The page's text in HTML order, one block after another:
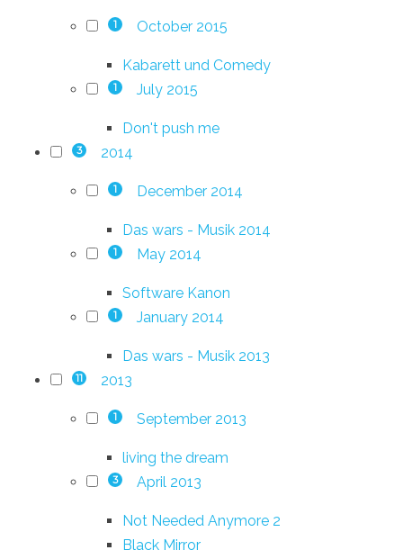
1 October 2015
Kabarett und Comedy
1 July 2015
Don't push me
3 2014
1 December 2014
Das wars - Musik 2014
1 May 2014
Software Kanon
1 January 2014
Das wars - Musik 2013
11 2013
1 September 2013
living the dream
3 April 2013
Not Needed Anymore 2
Black Mirror